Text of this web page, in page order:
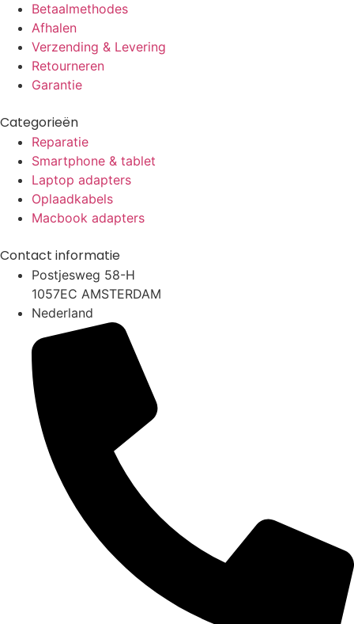
Betaalmethodes
Afhalen
Verzending & Levering
Retourneren
Garantie
Categorieën
Reparatie
Smartphone & tablet
Laptop adapters
Oplaadkabels
Macbook adapters
Contact informatie
Postjesweg 58-H
1057EC AMSTERDAM
Nederland